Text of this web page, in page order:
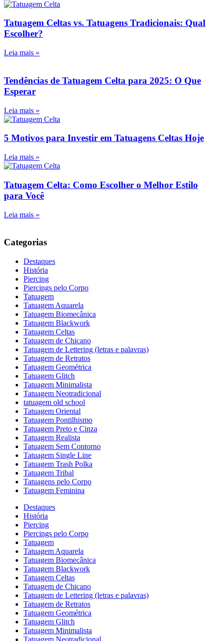
Tatuagem Celtas vs. Tatuagens Tradicionais: Qual
Escolher?
Leia mais »
Tendências de Tatuagem Celta para 2025: O Que
Esperar
Leia mais »
5 Motivos para Investir em Tatuagens Celtas Hoje
Leia mais »
Tatuagem Celta: Como Escolher o Melhor Estilo
para Você
Leia mais »
Categorias
Destaques
História
Piercing
Piercings pelo Corpo
Tatuagem
Tatuagem Aquarela
Tatuagem Biomecânica
Tatuagem Blackwork
Tatuagem Celtas
Tatuagem de Chicano
Tatuagem de Lettering (letras e palavras)
Tatuagem de Retratos
Tatuagem Geométrica
Tatuagem Glitch
Tatuagem Minimalista
Tatuagem Neotradicional
tatuagem old school
Tatuagem Oriental
Tatuagem Pontilhismo
Tatuagem Preto e Cinza
Tatuagem Realista
Tatuagem Sem Contorno
Tatuagem Single Line
Tatuagem Trash Polka
Tatuagem Tribal
Tatuagens pelo Corpo
Tatuagem Feminina
Destaques
História
Piercing
Piercings pelo Corpo
Tatuagem
Tatuagem Aquarela
Tatuagem Biomecânica
Tatuagem Blackwork
Tatuagem Celtas
Tatuagem de Chicano
Tatuagem de Lettering (letras e palavras)
Tatuagem de Retratos
Tatuagem Geométrica
Tatuagem Glitch
Tatuagem Minimalista
Tatuagem Neotradicional